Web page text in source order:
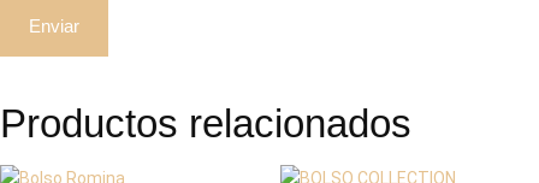
Productos relacionados